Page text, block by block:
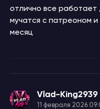
отлично все
мучатся с патреоном и
месяц
Vlad-King2939
11 февраля 2026